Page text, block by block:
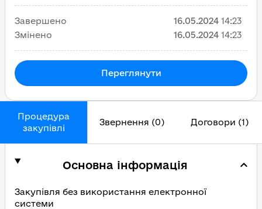
Процедура
закупівлі
Звернення (0) Договори (1)
Основна інформація
Закупівля без використання електронної
системи
Завершено 16.05.2024 14:23
Змінено
16.05.2024 14:23
Переглянути